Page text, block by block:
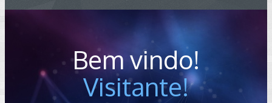
Bem vindo!
Visitante!